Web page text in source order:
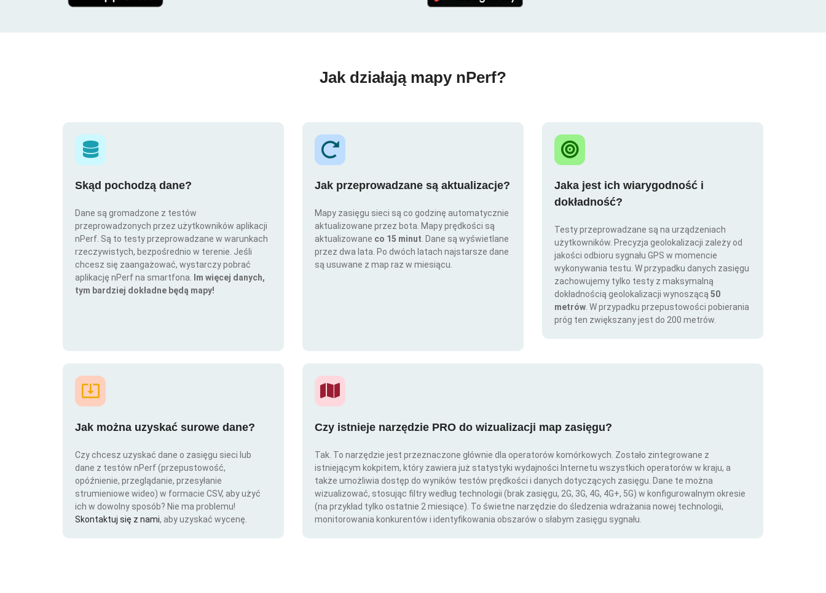
Jak działają mapy nPerf?
Skąd pochodzą dane?
Dane są gromadzone z testów
przeprowadzonych przez użytkowników aplikacji
nPerf. Są to testy przeprowadzane w warunkach
rzeczywistych, bezpośrednio w terenie. Jeśli
chcesz się zaangażować, wystarczy pobrać
aplikację nPerf na smartfona.
Im więcej danych,
tym bardziej dokładne będą mapy!
Jak przeprowadzane są aktualizacje?
Mapy zasięgu sieci są co godzinę automatycznie
aktualizowane przez bota. Mapy prędkości są
aktualizowane co 15 minut . Dane są wyświetlane
przez dwa lata. Po dwóch latach najstarsze dane
są usuwane z map raz w miesiącu.
Jaka jest ich wiarygodność i
dokładność?
Testy przeprowadzane są na urządzeniach
użytkowników. Precyzja geolokalizacji zależy od
jakości odbioru sygnału GPS w momencie
wykonywania testu. W przypadku danych zasięgu
zachowujemy tylko testy z maksymalną
dokładnością geolokalizacji wynoszącą 50
metrów . W przypadku przepustowości pobierania
próg ten zwiększany jest do 200 metrów.
Jak można uzyskać surowe dane?
Czy chcesz uzyskać dane o zasięgu sieci lub
dane z testów nPerf (przepustowość,
opóźnienie, przeglądanie, przesyłanie
strumieniowe wideo) w formacie CSV, aby użyć
ich w dowolny sposób? Nie ma problemu!
Skontaktuj się z nami, aby uzyskać wycenę.
Czy istnieje narzędzie PRO do wizualizacji map zasięgu?
Tak. To narzędzie jest przeznaczone głównie dla operatorów komórkowych. Zostało zintegrowane z
istniejącym kokpitem, który zawiera już statystyki wydajności Internetu wszystkich operatorów w kraju, a
także umożliwia dostęp do wyników testów prędkości i danych dotyczących zasięgu. Dane te można
wizualizować, stosując filtry według technologii (brak zasięgu, 2G, 3G, 4G, 4G+, 5G) w konfigurowalnym okresie
(na przykład tylko ostatnie 2 miesiące). To świetne narzędzie do śledzenia wdrażania nowej technologii,
monitorowania konkurentów i identyfikowania obszarów o słabym zasięgu sygnału.